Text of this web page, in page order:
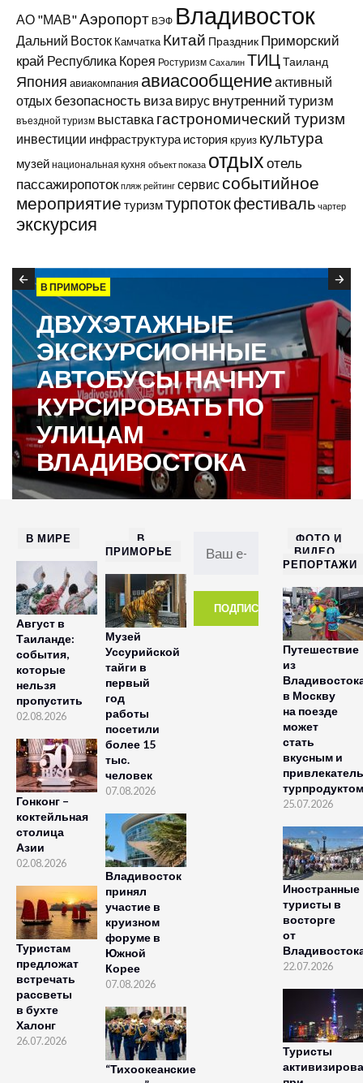
АО "МАВ"Аэропорт ВЭФ Владивосток
Дальний Восток Камчатка Китай Праздник Приморский
край Республика Корея Ростуризм Сахалин ТИЦТаиланд
Япония авиакомпания авиасообщениеактивный
отдых безопасность виза вирус внутренний туризм
въездной туризм выставка гастрономический туризм
инвестиции инфраструктура история круиз культура
музей национальная кухня объект показа отдыхотель
пассажиропоток пляж рейтинг сервис событийное
мероприятие туризмтурпотокфестиваль чартер
экскурсия
В ПРИМОРЬЕ
ДВУХЭТАЖНЫЕ
ЭКСКУРСИОННЫЕ
АВТОБУСЫ НАЧНУТ
КУРСИРОВАТЬ ПО
УЛИЦАМ
ВЛАДИВОСТОКА
В МИРЕ
Август в
Таиланде:
события,
которые
нельзя
пропустить
02.08.2026
Гонконг –
коктейльная
столица
Азии
02.08.2026
Туристам
предложат
встречать
рассветы
в бухте
Халонг
26.07.2026
В
ПРИМОРЬЕ
Музей
Уссурийской
тайги в
первый
год
работы
посетили
более 15
тыс.
человек
07.08.2026
Владивосток
принял
участие в
круизном
форуме в
Южной
Корее
07.08.2026
“Тихоокеанские
ФОТО И
ВИДЕО
РЕПОРТАЖИ
Путешествие
из
в Москву
на поезде
может
стать
вкусным и
турпродуктом
25.07.2026
Иностранные
туристы в
восторге
от
22.07.2026
Туристы